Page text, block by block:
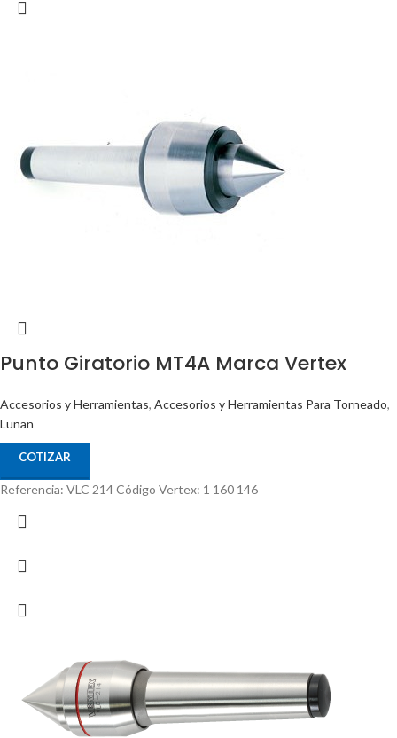
Punto Giratorio MT4A Marca Vertex
Accesorios y Herramientas, Accesorios y Herramientas Para Torneado,
Lunan
COTIZAR
Referencia: VLC 214 Código Vertex: 1 160 146